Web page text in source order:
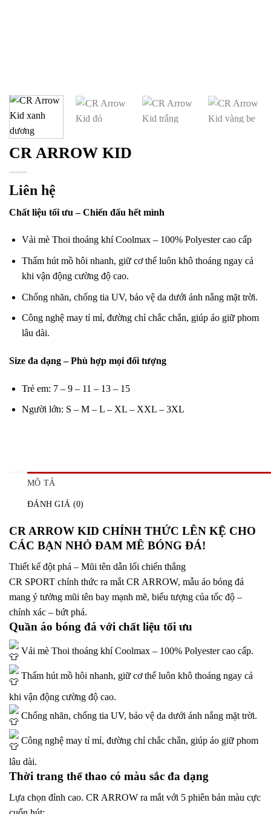
CR ARROW KID
Liên hệ
Chất liệu tối ưu – Chiến đấu hết mình
Vải mè Thoi thoáng khí Coolmax – 100% Polyester cao cấp
Thấm hút mồ hôi nhanh, giữ cơ thể luôn khô thoáng ngay cả
khi vận động cường độ cao.
Chống nhăn, chống tia UV, bảo vệ da dưới ánh nắng mặt trời.
Công nghệ may tỉ mỉ, đường chỉ chắc chắn, giúp áo giữ phom
lâu dài.
Size đa dạng – Phù hợp mọi đối tượng
Trẻ em: 7 – 9 – 11 – 13 – 15
Người lớn: S – M – L – XL – XXL – 3XL
MÔ TẢ
ĐÁNH GIÁ (0)
CR ARROW KID CHÍNH THỨC LÊN KỆ CHO
CÁC BẠN NHỎ ĐAM MÊ BÓNG ĐÁ!
Thiết kế đột phá – Mũi tên dẫn lối chiến thắng
CR SPORT chính thức ra mắt CR ARROW, mẫu áo bóng đá
mang ý tưởng mũi tên bay mạnh mẽ, biểu tượng của tốc độ –
chính xác – bứt phá.
Quần áo bóng đá với chất liệu tối ưu
Vải mè Thoi thoáng khí Coolmax – 100% Polyester cao cấp.
Thấm hút mồ hôi nhanh, giữ cơ thể luôn khô thoáng ngay cả
khi vận động cường độ cao.
Chống nhăn, chống tia UV, bảo vệ da dưới ánh nắng mặt trời.
Công nghệ may tỉ mỉ, đường chỉ chắc chắn, giúp áo giữ phom
lâu dài.
Thời trang thể thao có màu sắc đa dạng
Lựa chọn đỉnh cao. CR ARROW ra mắt với 5 phiên bản màu cực